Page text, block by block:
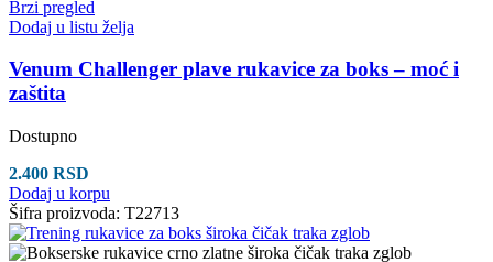
Brzi pregled
Dodaj u listu želja
Venum Challenger plave rukavice za boks – moć i
zaštita
Dostupno
2.400 RSD
Dodaj u korpu
Šifra proizvoda: T22713